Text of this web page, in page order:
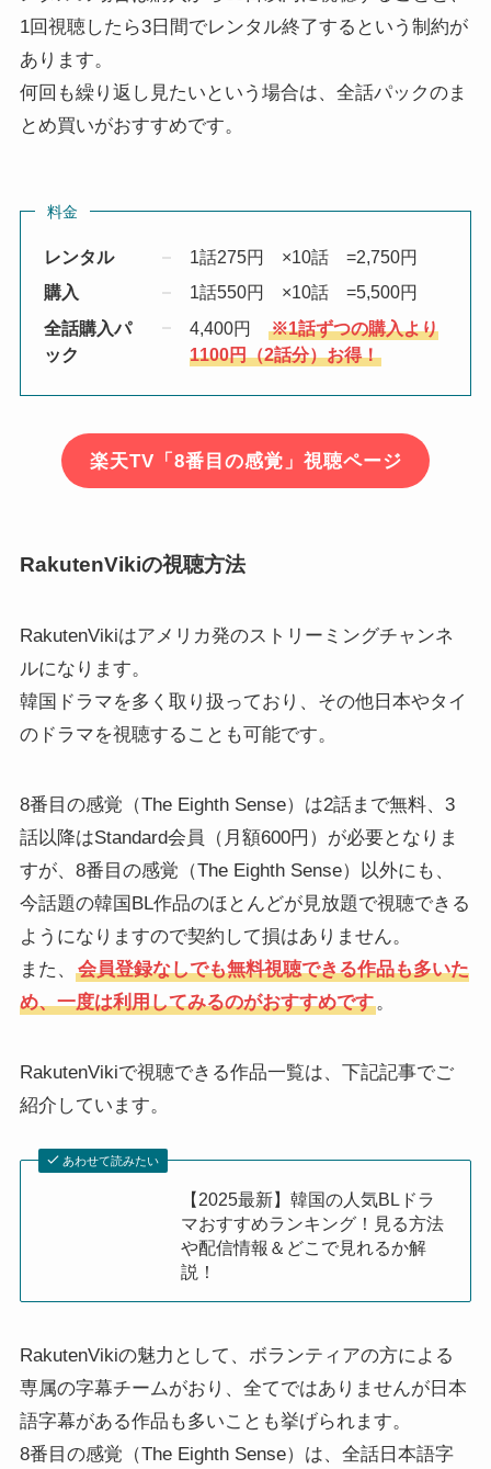
1回視聴したら3日間でレンタル終了するという制約が
あります。
何回も繰り返し見たいという場合は、全話パックのま
とめ買いがおすすめです。
料金
レンタル
1話275円 ×10話 =2,750円
購入
1話550円 ×10話 =5,500円
全話購入パ
ック
4,400円
※1話ずつの購入より
1100円（2話分）お得！
楽天TV「8番目の感覚」視聴ページ
RakutenVikiの視聴方法
RakutenVikiはアメリカ発のストリーミングチャンネ
ルになります。
韓国ドラマを多く取り扱っており、その他日本やタイ
のドラマを視聴することも可能です。
8番目の感覚（The Eighth Sense）は2話まで無料、3
話以降はStandard会員（月額600円）が必要となりま
すが、8番目の感覚（The Eighth Sense）以外にも、
今話題の韓国BL作品のほとんどが見放題で視聴できる
ようになりますので契約して損はありません。
また、
会員登録なしでも無料視聴できる作品も多いた
め、一度は利用してみるのがおすすめです。
RakutenVikiで視聴できる作品一覧は、下記記事でご
紹介しています。
あわせて読みたい
【2025最新】韓国の人気BLドラ
マおすすめランキング！見る方法
や配信情報＆どこで見れるか解
説！
RakutenVikiの魅力として、ボランティアの方による
専属の字幕チームがおり、全てではありませんが日本
語字幕がある作品も多いことも挙げられます。
8番目の感覚（The Eighth Sense）は、全話日本語字